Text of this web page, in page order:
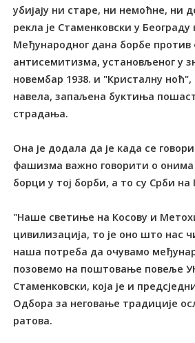
убијају ни старе, ни немоћне, ни
рекла је Стаменковски у
Међународног дана борбе
антисемитизма, установљеног у
новембар 1938. и "Кристалну ноћ",
навела, запаљена буктиња
страдања.
Она је додала да је када се
фашизма важно говорити о онима
борци у тој борби, а то су Срби на
"Наше светиње на Косову и
цивилизација, то је оно што нас
наша потреба да очувамо
позовемо на поштовање повеље
Стаменковски, која је и
Одбора за неговање традиције
ратова.